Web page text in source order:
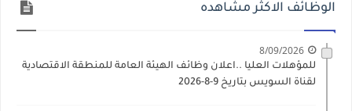
الوظائف الاكثر مشاهده
8/09/2026
للمؤهلات العليا ..اعلان وظائف الهيئة العامة للمنطقة الاقتصادية
لقناة السويس بتاريخ 9-8-2026